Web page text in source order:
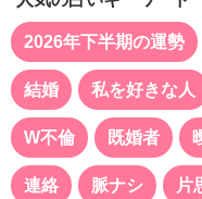
2026年下半期の運勢
結婚 私を好きな人
W不倫 既婚者
連絡 脈ナシ 片